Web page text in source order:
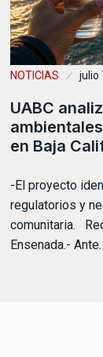
NOTICIAS julio
UABC
en Baja
-El proyecto
regulatorios y
comunitaria.
Ensenada.-